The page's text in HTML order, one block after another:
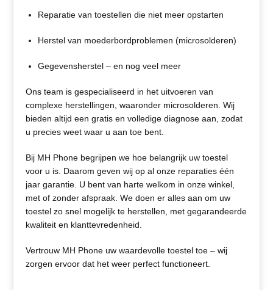
Reparatie van toestellen die niet meer opstarten
Herstel van moederbordproblemen (microsolderen)
Gegevensherstel – en nog veel meer
Ons team is gespecialiseerd in het uitvoeren van
complexe herstellingen, waaronder microsolderen. Wij
bieden altijd een gratis en volledige diagnose aan, zodat
u precies weet waar u aan toe bent.
Bij MH Phone begrijpen we hoe belangrijk uw toestel
voor u is. Daarom geven wij op al onze reparaties één
jaar garantie. U bent van harte welkom in onze winkel,
met of zonder afspraak. We doen er alles aan om uw
toestel zo snel mogelijk te herstellen, met gegarandeerde
kwaliteit en klanttevredenheid.
Vertrouw MH Phone uw waardevolle toestel toe – wij
zorgen ervoor dat het weer perfect functioneert.